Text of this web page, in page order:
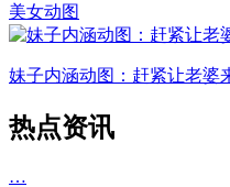
美女动图
妹子内涵动图：赶紧让老婆
热点资讯
…